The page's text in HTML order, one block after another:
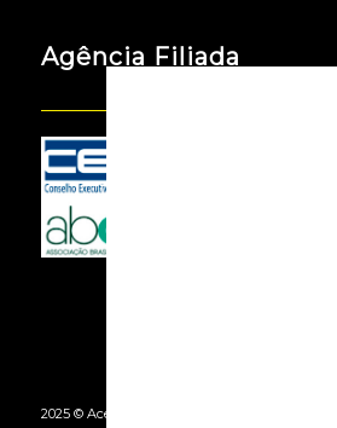
Agência Filiada
2025 © Acessooh. Todos os Direitos Reservados -